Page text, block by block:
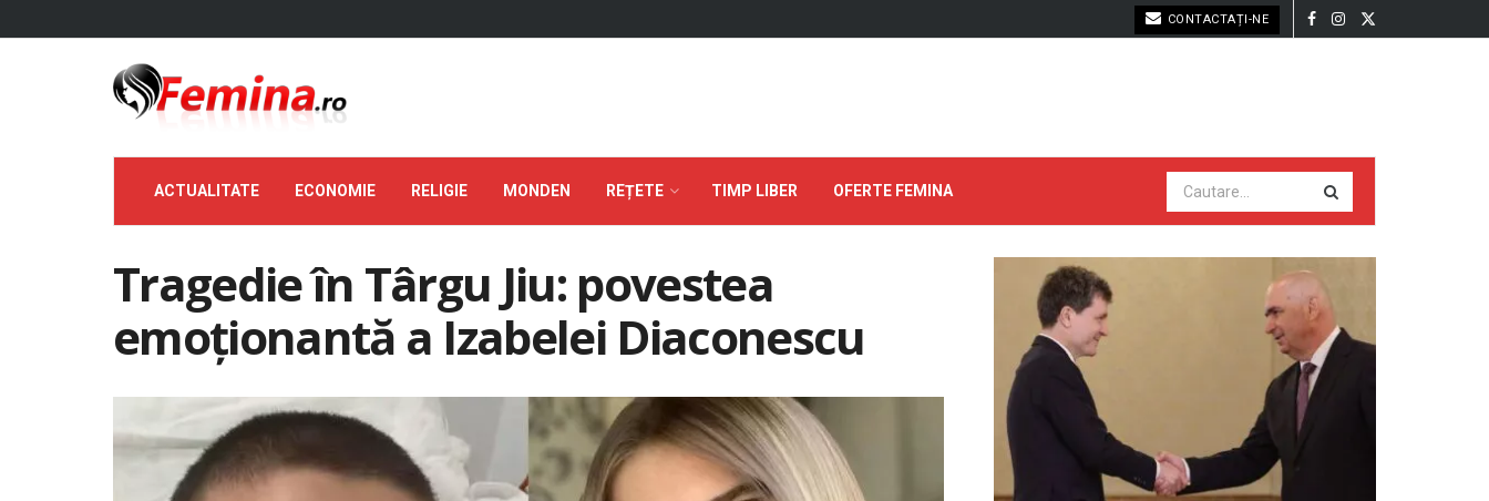
CONTACTAȚI-NE
ACTUALITATE ECONOMIE RELIGIE MONDEN REȚETE TIMP LIBER OFERTE FEMINA
Tragedie în Târgu Jiu: povestea
emoționantă a Izabelei Diaconescu